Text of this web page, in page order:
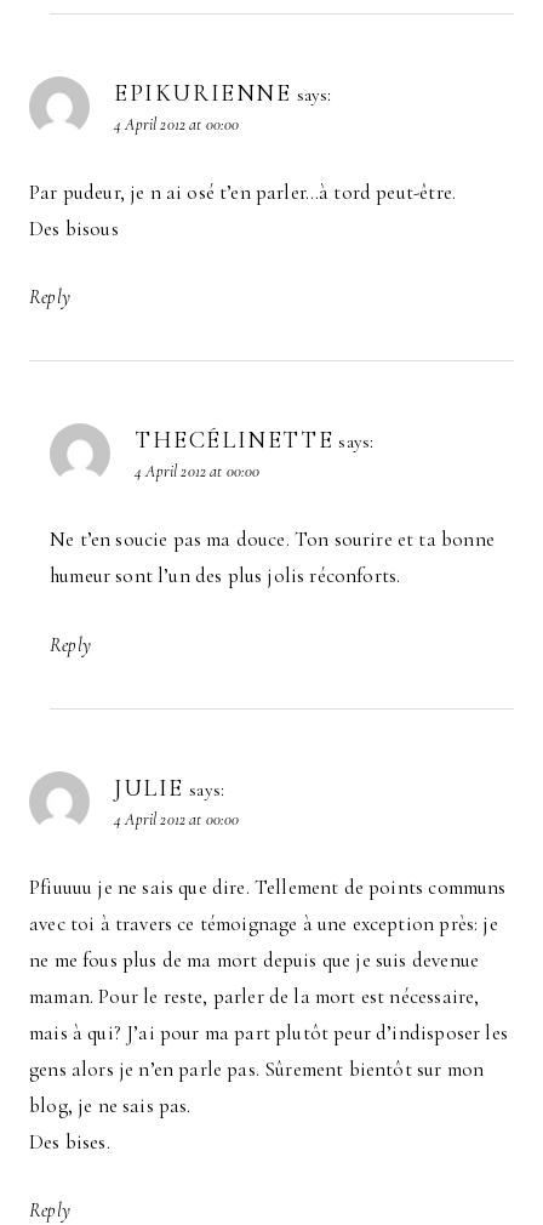
EPIKURIENNE says:
4 April 2012 at 00:00
Par pudeur, je n ai osé t’en parler…à tord peut-être.
Des bisous
Reply
THECÉLINETTE says:
4 April 2012 at 00:00
Ne t’en soucie pas ma douce. Ton sourire et ta bonne
humeur sont l’un des plus jolis réconforts.
Reply
JULIE says:
4 April 2012 at 00:00
Pfiuuuu je ne sais que dire. Tellement de points communs
avec toi à travers ce témoignage à une exception près: je
ne me fous plus de ma mort depuis que je suis devenue
maman. Pour le reste, parler de la mort est nécessaire,
mais à qui? J’ai pour ma part plutôt peur d’indisposer les
gens alors je n’en parle pas. Sûrement bientôt sur mon
blog, je ne sais pas.
Des bises.
Reply